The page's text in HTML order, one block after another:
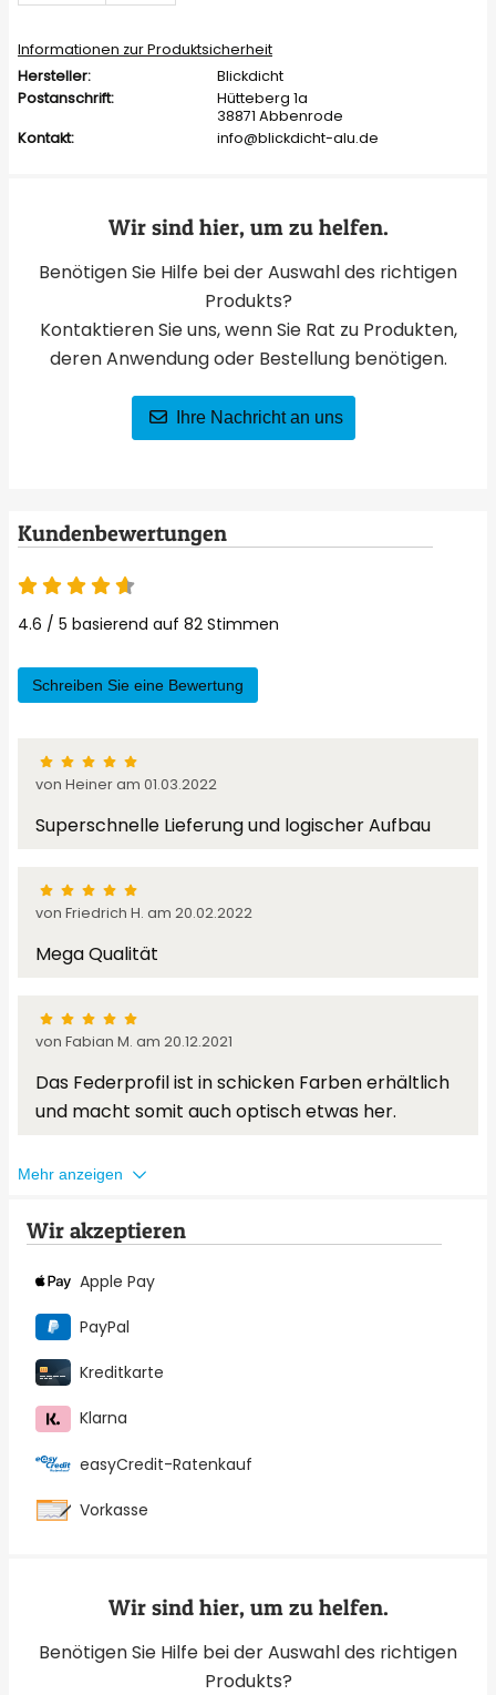
Informationen zur Produktsicherheit
Hersteller:
Blickdicht
Postanschrift:
Hütteberg 1a
38871 Abbenrode
Kontakt:
info@blickdicht-alu.de
Wir sind hier, um zu helfen.
Benötigen Sie Hilfe bei der Auswahl des richtigen
Produkts?
Kontaktieren Sie uns, wenn Sie Rat zu Produkten,
deren Anwendung oder Bestellung benötigen.
Ihre Nachricht an uns
Kundenbewertungen
4.6 / 5 basierend auf 82 Stimmen
Schreiben Sie eine Bewertung
von Heiner am 01.03.2022
Superschnelle Lieferung und logischer Aufbau
von Friedrich H. am 20.02.2022
Mega Qualität
von Fabian M. am 20.12.2021
Das Federprofil ist in schicken Farben erhältlich
und macht somit auch optisch etwas her.
Mehr anzeigen
Wir akzeptieren
Apple Pay
PayPal
Kreditkarte
Klarna
easyCredit-Ratenkauf
Vorkasse
Wir sind hier, um zu helfen.
Benötigen Sie Hilfe bei der Auswahl des richtigen
Produkts?